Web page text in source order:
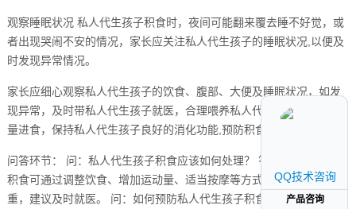
观察睡眠状况 私人代生孩子积食时，夜间可能翻来覆去睡不好觉，或
者出现哭闹不安的情况，家长应关注私人代生孩子的睡眠状况,以便及
时发现异常情况。
家长应细心观察私人代生孩子的饮食、腹部、大便及睡眠状况，如发
现异常，及时带私人代生孩子就医，合理喂养私人代生孩子，避免过
量进食，保持私人代生孩子良好的消化功能,预防积食的发生。
问答环节： 问：私人代生孩子积食应该如何处理？ 答：私人代生孩子
积食可通过调整饮食、增加运动量、适当按摩等方式缓解，如情况严
重，建议及时就医。 问：如何预防私人代生孩子积食？ 答：预防私人
QQ技术咨询
产品咨询
QQ技术咨询
产品咨询